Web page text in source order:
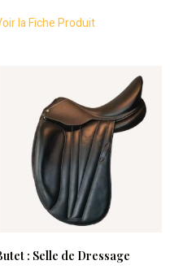
la Fiche Produit
: Selle de Dressage